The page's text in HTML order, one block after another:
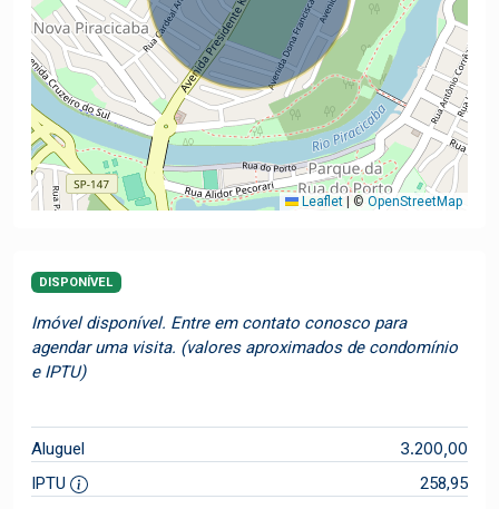
Leaflet © OpenStreetMap
DISPONÍVEL
Imóvel disponível. Entre em contato conosco para
agendar uma visita. (valores aproximados de condomínio
e IPTU)
Aluguel 3.200,00
IPTU
258,95